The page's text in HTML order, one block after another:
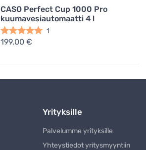
CASO Perfect Cup 1000 Pro
kuumavesiautomaatti 4 l
1
199,00 €
Yrityksille
Palvelumme yrityksille
Yhteystiedot yritysmyyntiin